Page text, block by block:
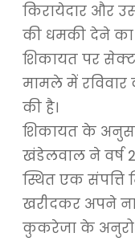
किरायेदार और
की धमकी देने का
शिकायत पर
मामले में रविवार
की है।
शिकायत के
खंडेलवाल ने वर्ष
स्थित एक
खरीदकर अपने
कुकरेजा के